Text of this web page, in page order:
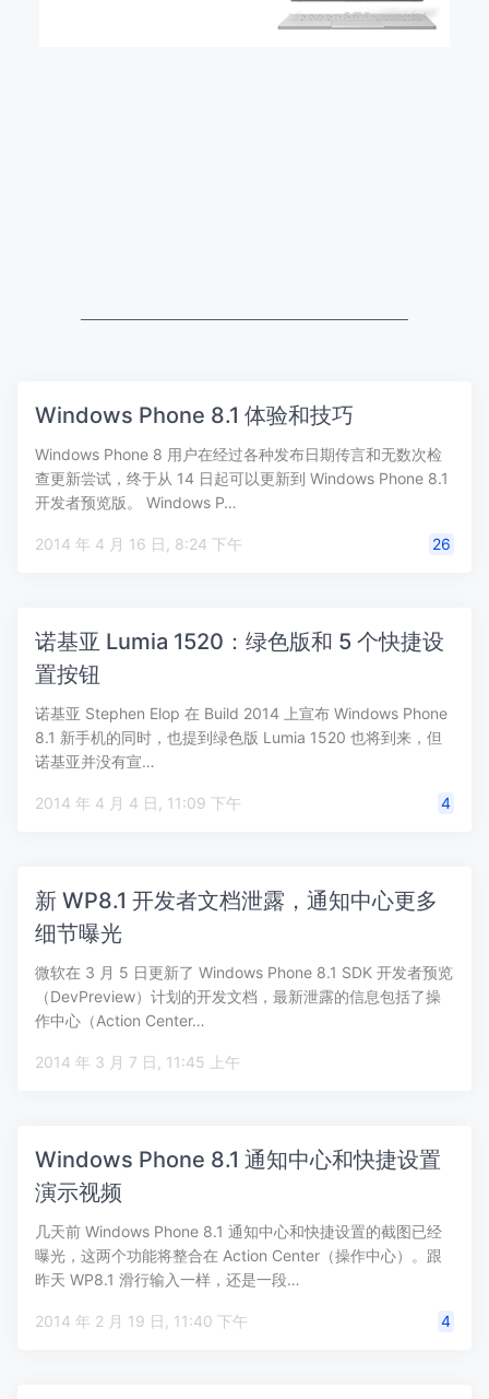
Windows Phone 8.1 体验和技巧
Windows Phone 8 用户在经过各种发布日期传言和无数次检
查更新尝试，终于从 14 日起可以更新到 Windows Phone 8.1
开发者预览版。 Windows P…
2014 年 4 月 16 日, 8:24 下午 26
诺基亚 Lumia 1520：绿色版和 5 个快捷设
置按钮
诺基亚 Stephen Elop 在 Build 2014 上宣布 Windows Phone
8.1 新手机的同时，也提到绿色版 Lumia 1520 也将到来，但
诺基亚并没有宣…
2014 年 4 月 4 日, 11:09 下午 4
新 WP8.1 开发者文档泄露，通知中心更多
细节曝光
微软在 3 月 5 日更新了 Windows Phone 8.1 SDK 开发者预览
（DevPreview）计划的开发文档，最新泄露的信息包括了操
作中心（Action Center…
2014 年 3 月 7 日, 11:45 上午
Windows Phone 8.1 通知中心和快捷设置
演示视频
几天前 Windows Phone 8.1 通知中心和快捷设置的截图已经
曝光，这两个功能将整合在 Action Center（操作中心）。跟
昨天 WP8.1 滑行输入一样，还是一段…
2014 年 2 月 19 日, 11:40 下午 4